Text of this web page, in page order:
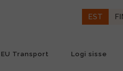
EST
EU Transport Logi sisse